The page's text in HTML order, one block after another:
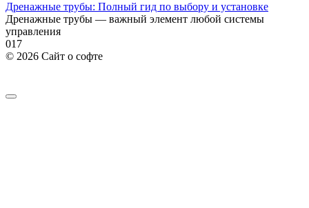
Дренажные трубы: Полный гид по выбору и установке
Дренажные трубы — важный элемент любой системы
управления
017
© 2026 Сайт о софте